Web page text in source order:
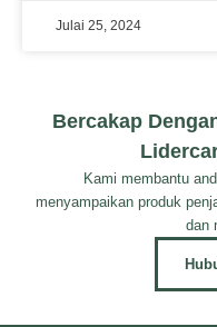
Julai 25, 2024
Bercakap
Kami membantu
menyampaikan produk
dan